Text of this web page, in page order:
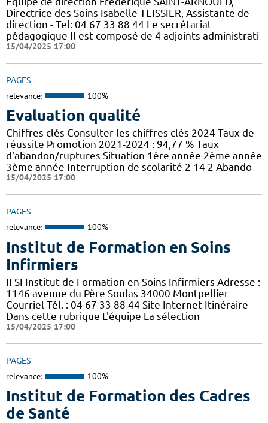
Directrice des Soins Isabelle TEISSIER, Assistante de
direction - Tel: 04 67 33 88 44 Le secrétariat
pédagogique Il est composé de 4 adjoints administrati
15/04/2025 17:00
PAGES
relevance: 100%
Evaluation qualité
Chiffres clés Consulter les chiffres clés 2024 Taux de
réussite Promotion 2021-2024 : 94,77 % Taux
d'abandon/ruptures Situation 1ère année 2ème année
3ème année Interruption de scolarité 2 14 2 Abando
15/04/2025 17:00
PAGES
relevance: 100%
Institut de Formation en Soins
Infirmiers
IFSI Institut de Formation en Soins Infirmiers Adresse :
1146 avenue du Père Soulas 34000 Montpellier
Courriel Tél. : 04 67 33 88 44 Site Internet Itinéraire
Dans cette rubrique L'équipe La sélection
15/04/2025 17:00
PAGES
relevance: 100%
Institut de Formation des Cadres
de Santé